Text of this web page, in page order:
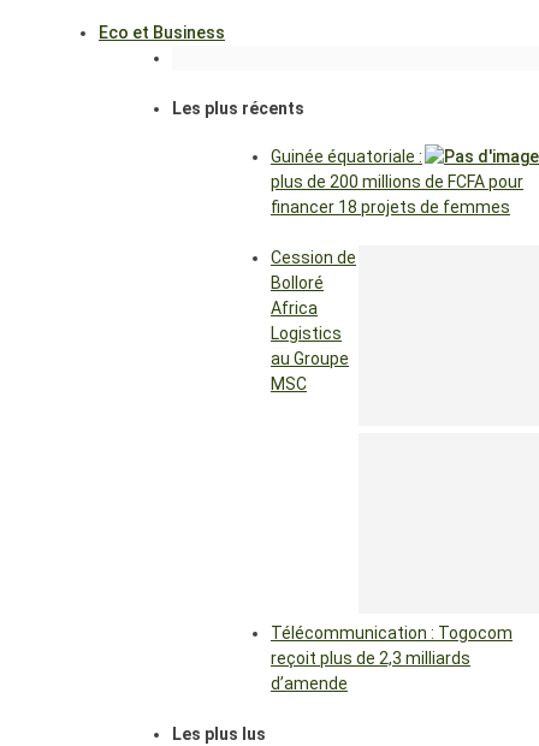
Eco et Business
Les plus récents
Guinée équatoriale :
plus de 200 millions de FCFA pour
financer 18 projets de femmes
Cession de
Bolloré
Africa
Logistics
au Groupe
MSC
Télécommunication : Togocom
reçoit plus de 2,3 milliards
d’amende
Les plus lus